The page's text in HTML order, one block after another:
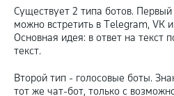
Существует 2 типа ботов.
можно встретить в Telegram, VK
Основная идея: в ответ на текст
текст.
Второй тип - голосовые боты.
тот же чат-бот, только с